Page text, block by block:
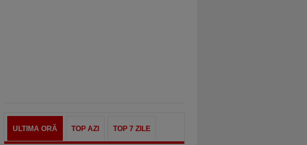
ULTIMA ORĂ TOP AZI TOP 7 ZILE